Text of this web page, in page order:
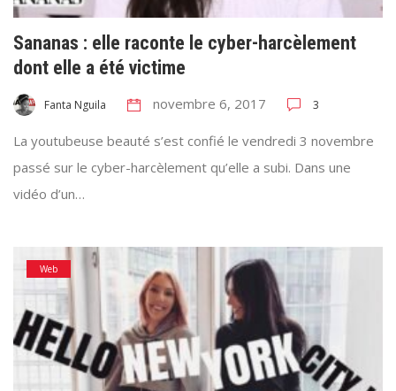
Sananas : elle raconte le cyber-harcèlement
dont elle a été victime
Fanta Nguila novembre 6, 2017 3
La youtubeuse beauté s’est confié le vendredi 3 novembre
passé sur le cyber-harcèlement qu’elle a subi. Dans une
vidéo d’un…
Web